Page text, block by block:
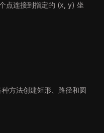
点连接到指定的 (x, y) 坐
方法创建矩形、路径和圆